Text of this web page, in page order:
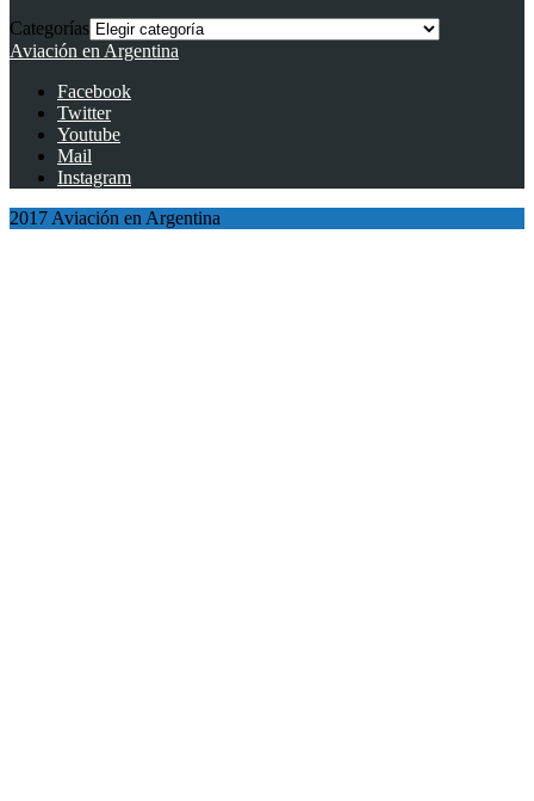
Categorías
Aviación en Argentina
Facebook
Twitter
Youtube
Mail
Instagram
2017 Aviación en Argentina